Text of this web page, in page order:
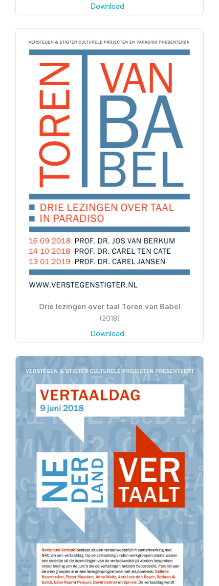
Download
Drie lezingen over taal Toren van Babel
(2018)
Download